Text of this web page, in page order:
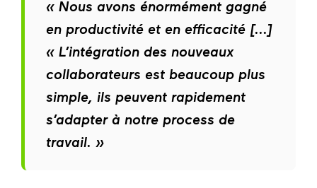
« Nous avons énormément gagné
en productivité et en efficacité [...]
« L’intégration des nouveaux
collaborateurs est beaucoup plus
simple, ils peuvent rapidement
s’adapter à notre process de
travail. »